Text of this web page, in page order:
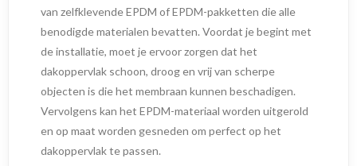
van zelfklevende EPDM of EPDM-pakketten die alle
benodigde materialen bevatten. Voordat je begint met
de installatie, moet je ervoor zorgen dat het
dakoppervlak schoon, droog en vrij van scherpe
objecten is die het membraan kunnen beschadigen.
Vervolgens kan het EPDM-materiaal worden uitgerold
en op maat worden gesneden om perfect op het
dakoppervlak te passen.